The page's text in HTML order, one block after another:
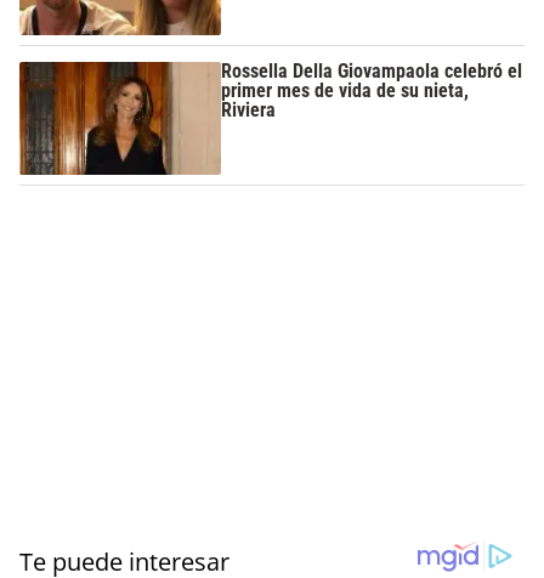
Rossella Della Giovampaola celebró el
primer mes de vida de su nieta,
Riviera